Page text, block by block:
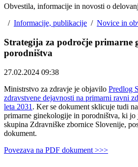
Obvestila, informacije in novosti o
/ Informacije, publikacije / Novice in
Strategija za področje primarne
porodništva
27.02.2024 09:38
Ministrstvo za zdravje je objavilo Predlog
zdravstvene dejavnosti na primarni ravni
leta 2031 . Ker se dokument sklicuje tudi
primarne ginekologije in porodništva, ki jo
skupina Zdravniške zbornice Slovenije,
dokument.
Povezava na PDF dokument >>>